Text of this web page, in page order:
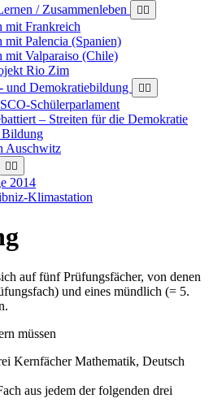
/ Zusammenleben
mit Frankreich
mit Palencia (Spanien)
mit Valparaiso (Chile)
Rio Zim
und Demokratiebildung
Schülerparlament
– Streiten für die Demokratie
Bildung
Auschwitz
2014
Klimastation
auf fünf Prüfungsfächer, von denen
und eines mündlich (= 5.
müssen
Kernfächer Mathematik, Deutsch
aus jedem der folgenden drei